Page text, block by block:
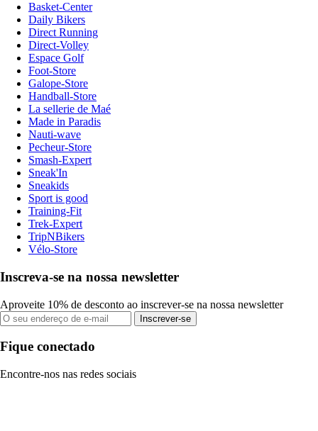
Basket-Center
Daily Bikers
Direct Running
Direct-Volley
Espace Golf
Foot-Store
Galope-Store
Handball-Store
La sellerie de Maé
Made in Paradis
Nauti-wave
Pecheur-Store
Smash-Expert
Sneak'In
Sneakids
Sport is good
Training-Fit
Trek-Expert
TripNBikers
Vélo-Store
Inscreva-se na nossa newsletter
Aproveite 10% de desconto ao inscrever-se na nossa newsletter
Inscrever-se
Fique conectado
Encontre-nos nas redes sociais